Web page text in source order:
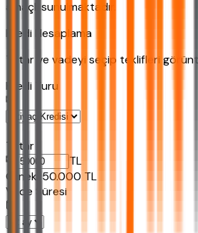
amaçlı sunulmaktadır.
Kredi Hesaplama
Tutar ve vadeyi seçip teklifleri
Kredi Turu
Tutar
TL
Ornek: 50.000 TL
Vade Süresi